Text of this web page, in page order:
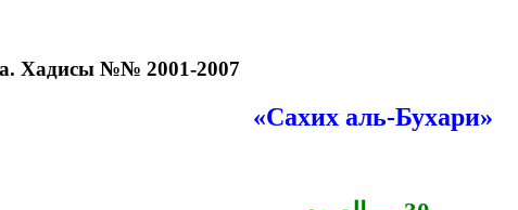
Хадисы №№ 2001-2007
«Сахих аль-Бухари»